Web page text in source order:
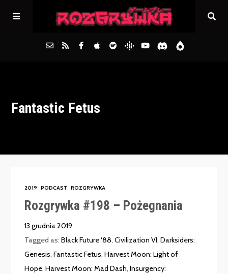
Archiwum
Fantastic Fetus
2019 PODCAST ROZGRYWKA
Rozgrywka #198 – Pożegnania
13 grudnia 2019
Tagged as:Black Future ‘88,Civilization VI,Darksiders:
Genesis,Fantastic Fetus,Harvest Moon: Light of
Hope,Harvest Moon: Mad Dash,Insurgency: